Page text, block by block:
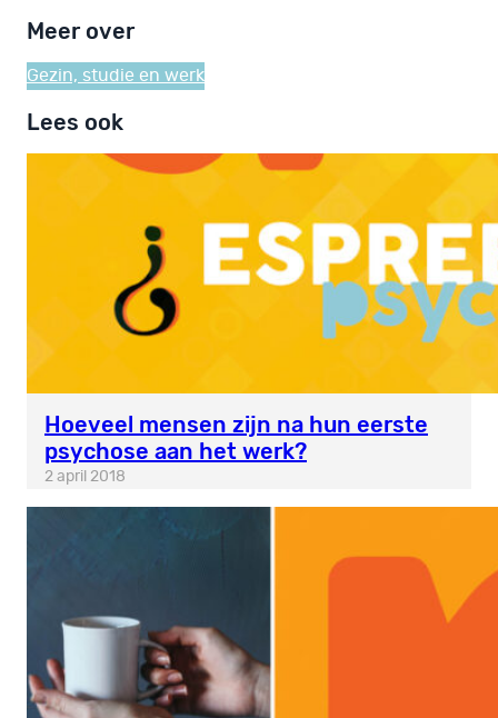
Meer over
Gezin, studie en werk
Lees ook
Hoeveel mensen zijn na hun eerste
psychose aan het werk?
2 april 2018